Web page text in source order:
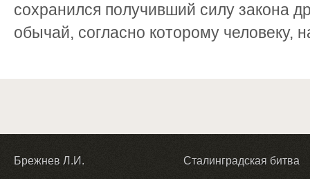
сохранился получивший силу закона
обычай, согласно которому человеку,
Брежнев Л.И. Сталинградская битва